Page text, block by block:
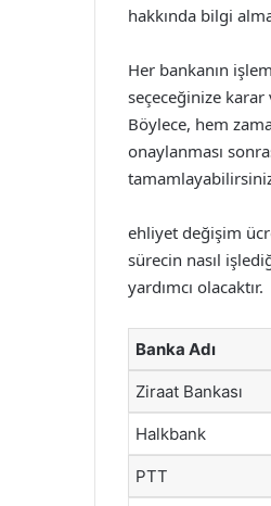
hakkında bilgi
Her bankanın
seçeceğinize
Böylece, hem
onaylanması
ehliyet değişim
sürecin nasıl
yardımcı olacaktır.
Banka Adı
Ziraat Bankası
Halkbank
PTT